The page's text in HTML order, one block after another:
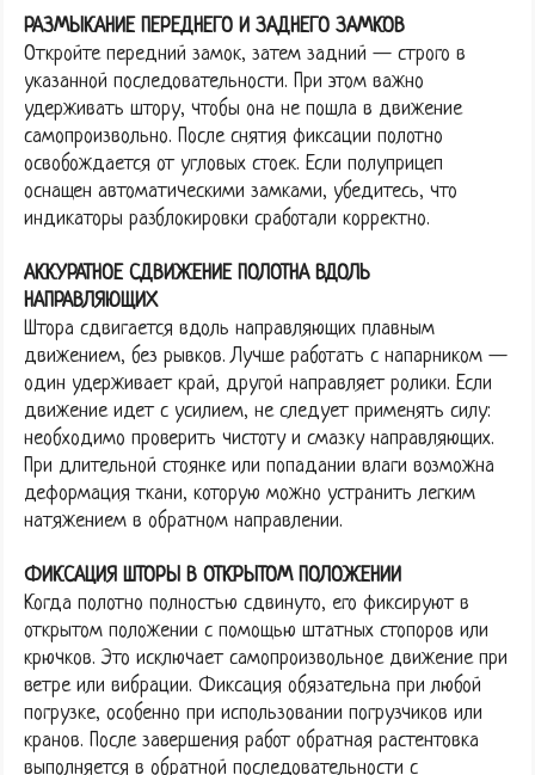
РАЗМЫКАНИЕ ПЕРЕДНЕГО И ЗАДНЕГО ЗАМКОВ
Откройте передний замок, затем задний — строго в
указанной последовательности. При этом важно
удерживать штору, чтобы она не пошла в движение
самопроизвольно. После снятия фиксации полотно
освобождается от угловых стоек. Если полуприцеп
оснащен автоматическими замками, убедитесь, что
индикаторы разблокировки сработали корректно.
АККУРАТНОЕ СДВИЖЕНИЕ ПОЛОТНА ВДОЛЬ
НАПРАВЛЯЮЩИХ
Штора сдвигается вдоль направляющих плавным
движением, без рывков. Лучше работать с напарником —
один удерживает край, другой направляет ролики. Если
движение идет с усилием, не следует применять силу:
необходимо проверить чистоту и смазку направляющих.
При длительной стоянке или попадании влаги возможна
деформация ткани, которую можно устранить легким
натяжением в обратном направлении.
ФИКСАЦИЯ ШТОРЫ В ОТКРЫТОМ ПОЛОЖЕНИИ
Когда полотно полностью сдвинуто, его фиксируют в
открытом положении с помощью штатных стопоров или
крючков. Это исключает самопроизвольное движение при
ветре или вибрации. Фиксация обязательна при любой
погрузке, особенно при использовании погрузчиков или
кранов. После завершения работ обратная растентовка
выполняется в обратной последовательности с